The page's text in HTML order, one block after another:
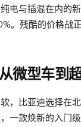
电与插混在内的
。残酷的价格战
微型车到
，比亚迪选择在
一款焕新的入门级